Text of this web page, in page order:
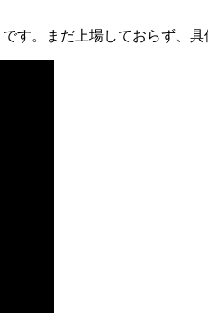
です。まだ上場しておらず、